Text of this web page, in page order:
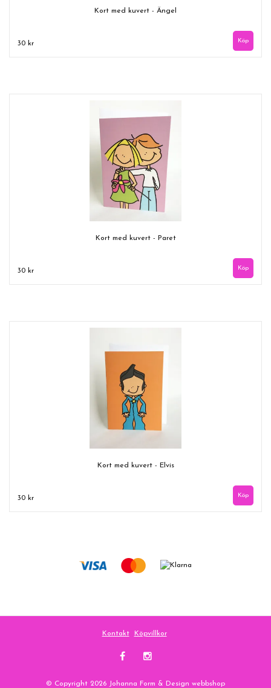
Kort med kuvert - Ängel
30 kr
Kort med kuvert - Paret
30 kr
Kort med kuvert - Elvis
30 kr
Kontakt Köpvillkor
© Copyright 2026 Johanna Form & Design webbshop